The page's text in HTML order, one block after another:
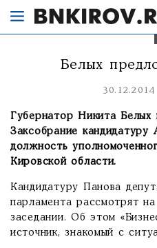
Белых
Губернатор Никита Белых
Заксобрание кандидатуру
должность
Кировской области.
Кандидатуру Панова
парламента рассмотрят
заседании. Об этом
источник, знакомый с